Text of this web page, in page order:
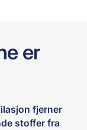
er
fjerner
stoffer fra